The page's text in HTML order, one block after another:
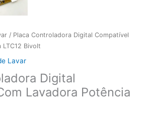
/ Placa Controladora Digital Compatível
LTC12 Bivolt
Lavar
Digital
Lavadora Potência